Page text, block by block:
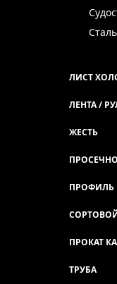
ЛИСТ
ЛЕНТА /
ЖЕСТЬ
ПРОФИЛЬ
ПРОКАТ
ТРУБА